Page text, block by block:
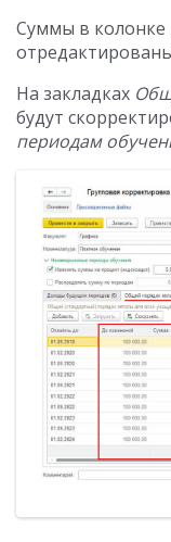
Суммы в колонке
На закладках
будут
периодам